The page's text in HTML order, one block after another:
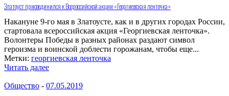
Златоуст присоединился к Всероссийской акции «Георгиевская ленточка»
Накануне 9-го мая в Златоусте, как и в других городах России,
стартовала всероссийская акция «Георгиевская ленточка».
Волонтеры Победы в разных районах раздают символ
героизма и воинской доблести горожанам, чтобы еще...
Метки: георгиевская ленточка
Читать далее
Общество - 07.05.2019